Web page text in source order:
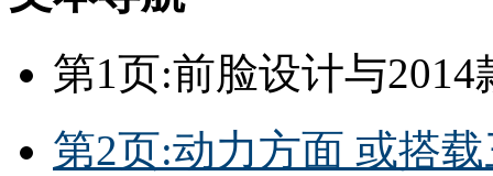
第1页:前脸设计与
第2页:动力方面 或搭